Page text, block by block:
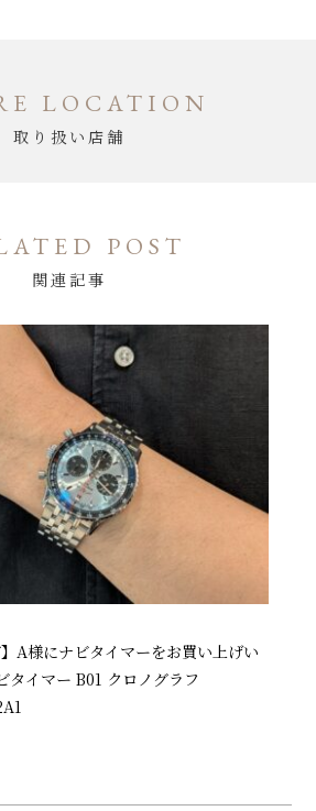
LOCATION
取り扱い店舗
POST
関連記事
】A様にナビタイマーをお買い上げい
タイマー B01 クロノグラフ